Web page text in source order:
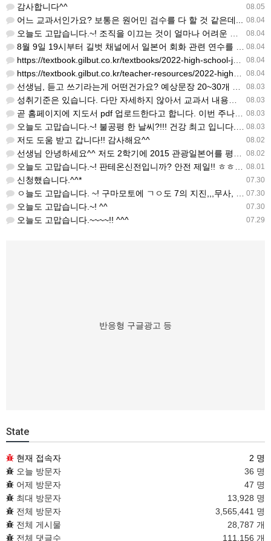
08.05
감사합니다^^
08.04
어느 교과서인가요? 보통은 원어민 검수를 다 할 것 같은데...
08.04
오늘도 고맙습니다.~! 조직을 이끄는 것이 얼마나 어려운 일일까요? 우선 봉사하는 마음이 필요!!! 감사해요…
08.04
8월 9일 19시부터 길벗 채널에서 일본어 회화 관련 연수를 저작 직강으로 한다고 합니다. 많이 도움이 되실…
08.04
https://textbook.gilbut.co.kr/textbooks/2022-high-school-jap…
08.04
https://textbook.gilbut.co.kr/teacher-resources/2022-high-sc…
08.03
선생님, 듣고 쓰기라는게 어떤건가요? 예상문장 20~30개 중 몇개를 틀어주고 들리는대로 쓰는 건가요? 자세…
08.03
성취기준은 있습니다. 다만 자세하지 않아서 교과서 내용에 맞게 좀 더 구체적으로 재구조화를 하신 선생님이 계…
08.03
곧 홈페이지에 지도서 pdf 업로드한다고 합니다. 이번 주나 다음 주에 e-book 기반 전자저작물도 업로드…
08.03
오늘도 고맙습니다.~! 불공평 한 날씨?!!! 건강 최고 입니다. ^^
08.02
저도 도움 받고 갑니다!! 감사해요^^
08.02
선생님 안녕하세요^^ 저도 2학기에 2015 관광일본어를 평가계획을 세우려고 하는데. ..아무리 찾아도 없어…
08.01
오늘도 고맙습니다.~! 판테온신전입니까? 안전 제일!! ㅎㅎ 감사해요. ^^
07.30
신청했습니다.^^*
07.30
ㅇ늘도 고맙습니다. ~! 구마모토에 ㄱㅇ도 7의 지진,,,무사, 안전을 기도 합니다. 감사해요...
07.30
오늘도 고맙습니다.~! ^^
07.29
오늘도 고맙습니다.~~~~!! ^^^
반응형 구글광고 등
State
현재 접속자
2 명
오늘 방문자
36 명
어제 방문자
47 명
최대 방문자
13,928 명
전체 방문자
3,565,441 명
전체 게시물
28,787 개
전체 댓글수
111,156 개